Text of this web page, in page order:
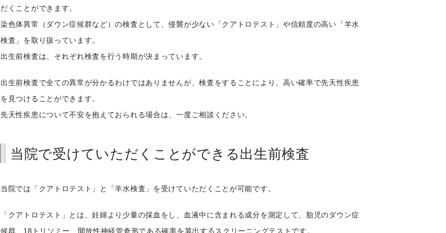
だくことができます。
染色体異常（ダウン症候群など）の検査として、侵襲が少ない「クアトロテスト」や信頼度の高い「羊水
検査」を取り扱っています。
出生前検査は、それぞれ検査を行う時期が決まっています。
出生前検査で全ての異常が分かるわけではありませんが、検査をすることにより、高い確率で先天性疾患
を見つけることができます。
先天性疾患について不安を抱えておられる場合は、一度ご相談ください。
当院で受けていただくことができる出生前検査
当院では「クアトロテスト」と「羊水検査」を受けていただくことが可能です。
「クアトロテスト」とは、妊婦より少量の採血をし、血液中に含まれる成分を測定して、胎児のダウン症
候群、18トリソミー、開放性神経管奇形である確率を算出するスクリーニングテストです。